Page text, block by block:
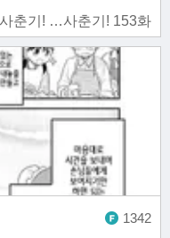
춘기! …사춘기! 153화
1342